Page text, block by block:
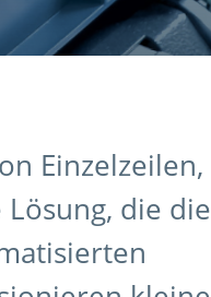
Einzelzeilen,
die die